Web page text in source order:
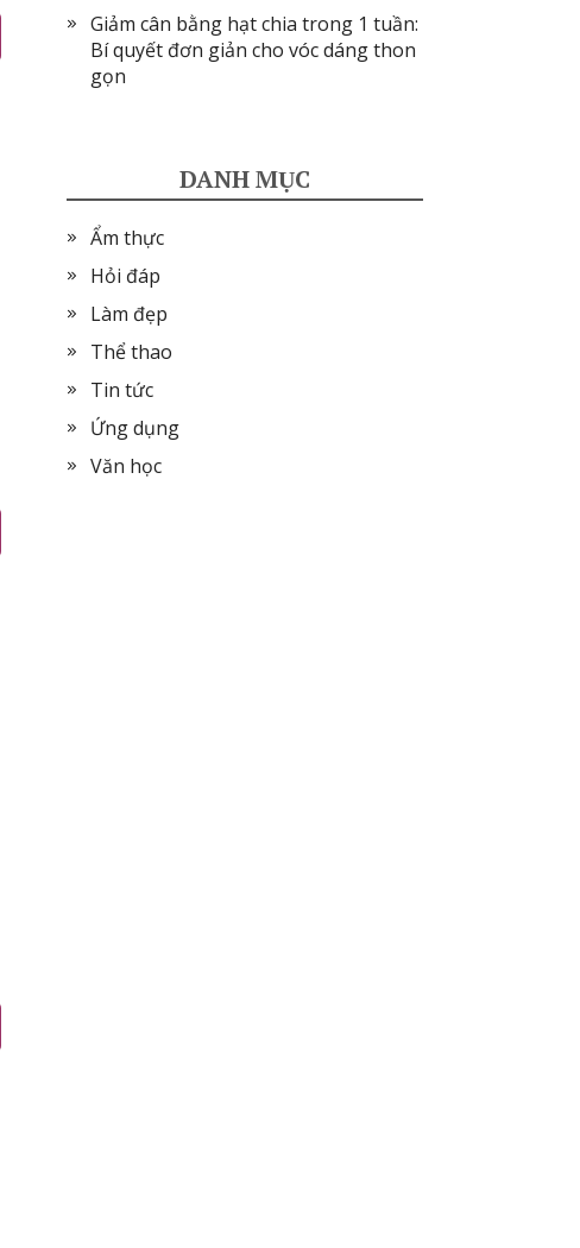
Giảm cân bằng hạt chia trong 1 tuần:
Bí quyết đơn giản cho vóc dáng thon
gọn
DANH MỤC
Ẩm thực
Hỏi đáp
Làm đẹp
Thể thao
Tin tức
Ứng dụng
Văn học